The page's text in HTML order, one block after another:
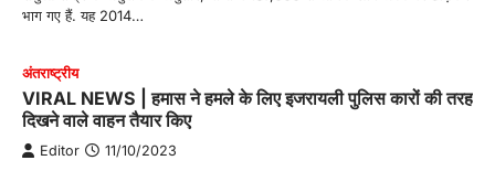
भाग गए हैं. यह 2014…
अंतराष्‍ट्रीय
VIRAL NEWS | हमास ने हमले के लिए इजरायली पुलिस कारों की तरह
दिखने वाले वाहन तैयार किए
Editor 11/10/2023